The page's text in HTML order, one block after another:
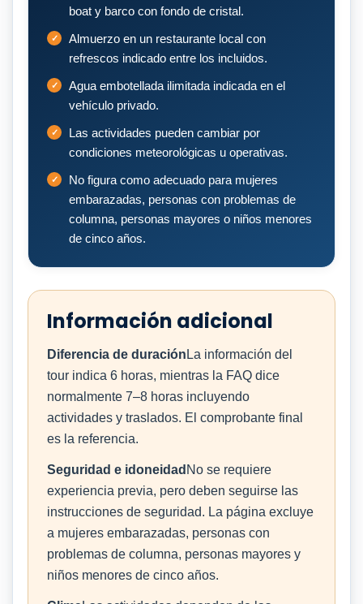
boat y barco con fondo de cristal.
Almuerzo en un restaurante local con
refrescos indicado entre los incluidos.
Agua embotellada ilimitada indicada en el
vehículo privado.
Las actividades pueden cambiar por
condiciones meteorológicas u operativas.
No figura como adecuado para mujeres
embarazadas, personas con problemas de
columna, personas mayores o niños menores
de cinco años.
Información adicional
Diferencia de duración La información del
tour indica 6 horas, mientras la FAQ dice
normalmente 7–8 horas incluyendo
actividades y traslados. El comprobante final
es la referencia.
Seguridad e idoneidad No se requiere
experiencia previa, pero deben seguirse las
instrucciones de seguridad. La página excluye
a mujeres embarazadas, personas con
problemas de columna, personas mayores y
niños menores de cinco años.